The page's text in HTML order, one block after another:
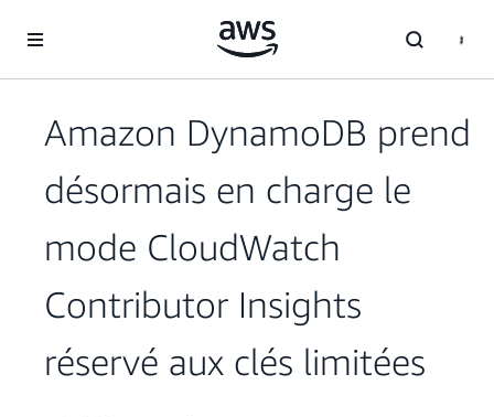
Amazon DynamoDB prend
désormais en charge le
mode CloudWatch
Contributor Insights
réservé aux clés limitées